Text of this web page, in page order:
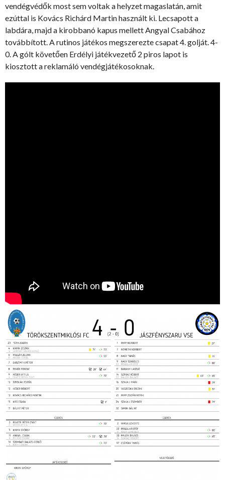
vendégvédők most sem voltak a helyzet magaslatán, amit
ezúttal is Kovács Richárd Martin használt ki. Lecsapott a
labdára, majd a kirobbanó kapus mellett Angyal Csabához
továbbított. A rutinos játékos megszerezte csapat 4. golját. 4-
0. A gólt követően Erdélyi játékvezető 2 piros lapot is
kiosztott a reklamáló vendégjátékosoknak.